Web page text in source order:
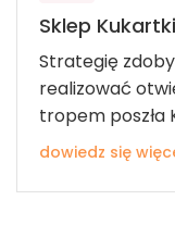
Sklep
Strategię
realizować
tropem poszła
dowiedz się